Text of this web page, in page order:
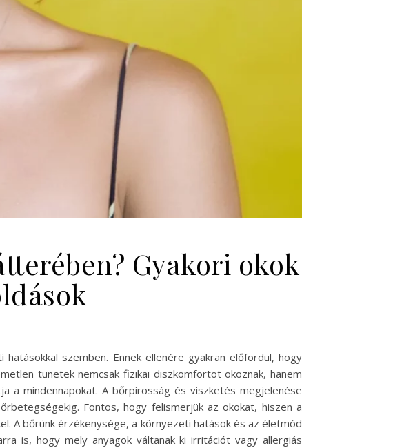
Gyakori okok
szemben. Ennek ellenére gyakran előfordul, hogy
tünetek nemcsak fizikai diszkomfortot okoznak, hanem
a mindennapokat. A bőrpirosság és viszketés megjelenése
Fontos, hogy felismerjük az okokat, hiszen a
A bőrünk érzékenysége, a környezeti hatások és az életmód
is, hogy mely anyagok váltanak ki irritációt vagy allergiás